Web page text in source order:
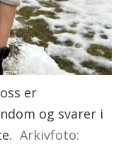
er
og svarer i
Arkivfoto: